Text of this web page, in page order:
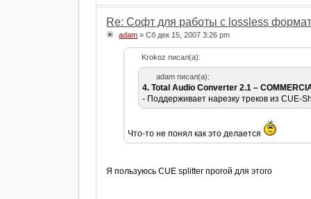
Re: Софт для работы с lossless
adam » Сб дек 15, 2007 3:26 pm
Krokoz писал(а):
adam писал(а):
4. Total Audio Converter 2.1 –
- Поддерживает нарезку треков из CUE-
Что-то не понял как это делается
Я пользуюсь CUE splitter прогой для этого